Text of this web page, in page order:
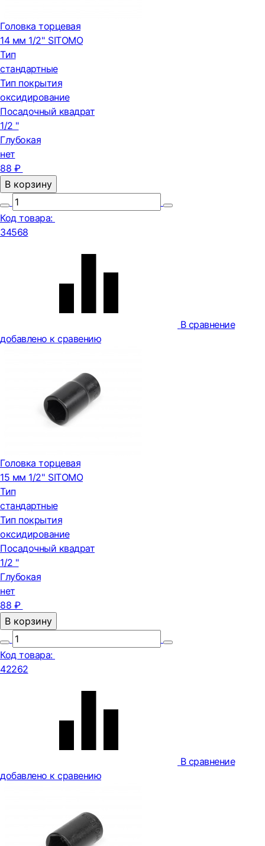
Головка торцевая
14 мм 1/2'' SITOMO
Тип
стандартные
Тип покрытия
оксидирование
Посадочный квадрат
1/2 "
Глубокая
нет
88 ₽
В корзину
Код товара:
34568
В сравнение
добавлено к сравению
Головка торцевая
15 мм 1/2'' SITOMO
Тип
стандартные
Тип покрытия
оксидирование
Посадочный квадрат
1/2 "
Глубокая
нет
88 ₽
В корзину
Код товара:
42262
В сравнение
добавлено к сравению